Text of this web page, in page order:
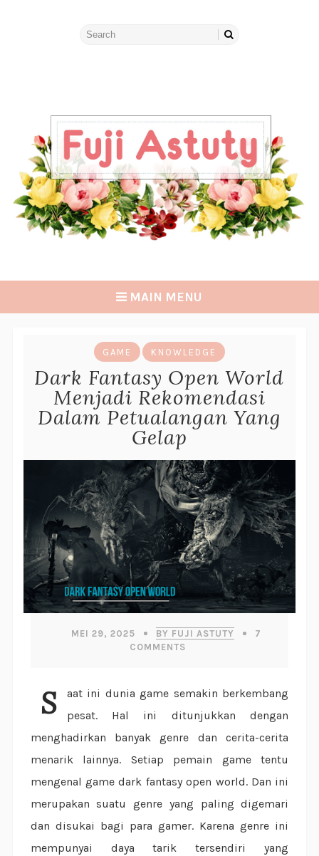
MAIN MENU
GAME KNOWLEDGE
Dark Fantasy Open World
Menjadi Rekomendasi
Dalam Petualangan Yang
Gelap
MEI 29, 2025 BY FUJI ASTUTY
7
COMMENTS
Saat ini dunia game semakin berkembang
pesat. Hal ini ditunjukkan dengan
menghadirkan banyak genre dan cerita-cerita
menarik lainnya. Setiap pemain game tentu
mengenal game dark fantasy open world. Dan ini
merupakan suatu genre yang paling digemari
dan disukai bagi para gamer. Karena genre ini
mempunyai daya tarik tersendiri yang